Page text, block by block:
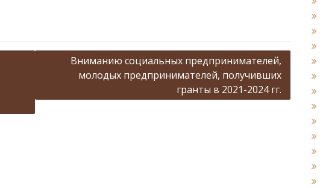
Вниманию социальных предпринимателей,
молодых предпринимателей, получивших
гранты в 2021-2024 гг.